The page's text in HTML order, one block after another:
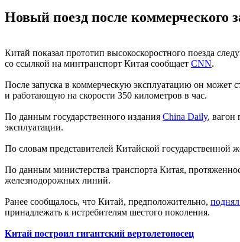
Новый поезд после коммерческого
Китай показал прототип высокоскоростного поезда
со ссылкой на минтранспорт Китая сообщает CNN.
После запуска в коммерческую эксплуатацию он
и работающую на скорости 350 километров в час.
По данным государственного издания China Daily, вагон
эксплуатации.
По словам представителей Китайской
По данным министерства транспорта Китая,
железнодорожных линий.
Ранее сообщалось, что Китай, предположительно,
принадлежать к истребителям шестого поколения.
Китай построил гигантский вертолетоносец